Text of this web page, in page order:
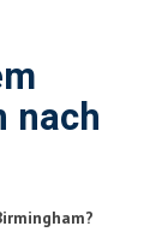
nach